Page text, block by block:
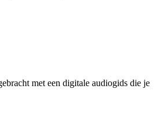
met een digitale audiogids die je